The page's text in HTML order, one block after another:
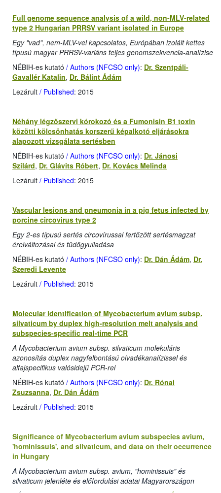
Full genome sequence analysis of a wild, non-MLV-related
type 2 Hungarian PRRSV variant isolated in Europe
Egy "vad", nem-MLV-vel kapcsolatos, Európában izolált kettes
típusú magyar PRRSV-variáns teljes genomszekvencia-analízise
NÉBIH-es kutató / Authors (NFCSO only): Dr. Szentpáli-
Gavallér Katalin, Dr. Bálint Ádám
Lezárult / Published: 2015
Néhány légzőszervi kórokozó és a Fumonisin B1 toxin
közötti kölcsönhatás korszerű képalkotó eljárásokra
alapozott vizsgálata sertésben
NÉBIH-es kutató / Authors (NFCSO only): Dr. Jánosi
Szilárd, Dr. Glávits Róbert, Dr. Kovács Melinda
Lezárult / Published: 2015
Vascular lesions and pneumonia in a pig fetus infected by
porcine circovirus type 2
Egy 2-es típusú sertés circovírussal fertőzött sertésmagzat
érelváltozásai és tüdőgyulladása
NÉBIH-es kutató / Authors (NFCSO only): Dr. Dán Ádám, Dr.
Szeredi Levente
Lezárult / Published: 2015
Molecular identification of Mycobacterium avium subsp.
silvaticum by duplex high-resolution melt analysis and
subspecies-specific real-time PCR
A Mycobacterium avium subsp. silvaticum molekuláris
azonosítás duplex nagyfelbontású olvadékanalízissel és
alfajspecifikus valósidejű PCR-rel
NÉBIH-es kutató / Authors (NFCSO only): Dr. Rónai
Zsuzsanna, Dr. Dán Ádám
Lezárult / Published: 2015
Significance of Mycobacterium avium subspecies avium,
'hominissuis', and silvaticum, and data on their occurrence
in Hungary
A Mycobacterium avium subsp. avium, "hominissuis" és
silvaticum jelenléte és előfordulási adatai Magyarországon